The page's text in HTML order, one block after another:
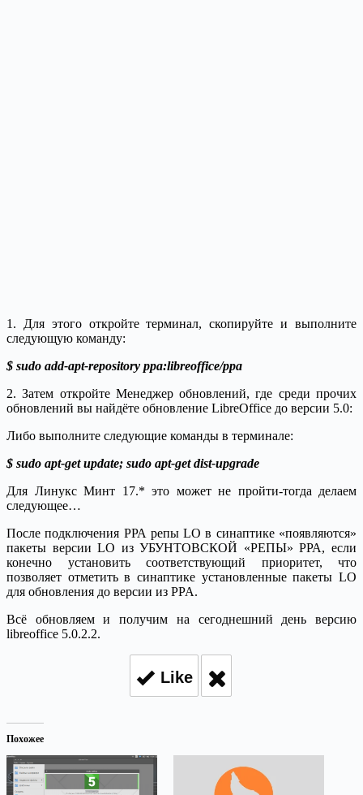
1. Для этого откройте терминал, скопируйте и выполните
следующую команду:
$ sudo add-apt-repository ppa:libreoffice/ppa
2. Затем откройте Менеджер обновлений, где среди прочих
обновлений вы найдёте обновление LibreOffice до версии 5.0:
Либо выполните следующие команды в терминале:
$ sudo apt-get update; sudo apt-get dist-upgrade
Для Линукс Минт 17.* это может не пройти-тогда делаем
следующее…
После подключения РРА репы LO в синаптике «появляются»
пакеты версии LO из УБУНТОВСКОЙ «РЕПЫ» РРА, если
конечно установить соответствующий приоритет, что
позволяет отметить в синаптике установленные пакеты LO
для обновления до версии из PPA.
Всё обновляем и получим на сегоднешний день версию
libreoffice 5.0.2.2.
Like
Похожее